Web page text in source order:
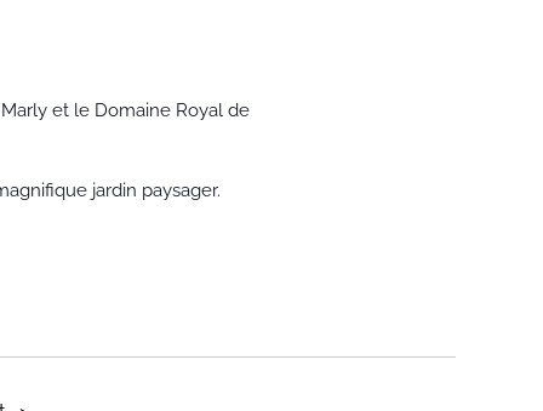
et le Domaine Royal de
jardin paysager.